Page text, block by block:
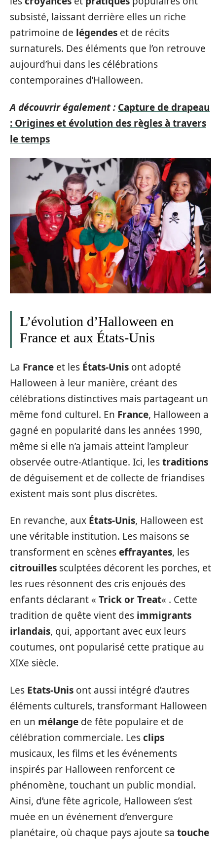
subsisté, laissant derrière elles un riche
patrimoine de légendes et de récits
surnaturels. Des éléments que l’on retrouve
aujourd’hui dans les célébrations
contemporaines d’Halloween.
A découvrir également : Capture de drapeau
: Origines et évolution des règles à travers
le temps
L’évolution d’Halloween en
France et aux États-Unis
La France et les États-Unis ont adopté
Halloween à leur manière, créant des
célébrations distinctives mais partageant un
même fond culturel. En France, Halloween a
gagné en popularité dans les années 1990,
même si elle n’a jamais atteint l’ampleur
observée outre-Atlantique. Ici, lestraditions
de déguisement et de collecte de friandises
existent mais sont plus discrètes.
En revanche, aux États-Unis, Halloween est
une véritable institution. Les maisons se
transforment en scèneseffrayantes, les
citrouilles sculptées décorent les porches, et
les rues résonnent des cris enjoués des
enfants déclarant « Trick or Treat« . Cette
tradition de quête vient des immigrants
irlandais, qui, apportant avec eux leurs
coutumes, ont popularisé cette pratique au
XIXe siècle.
Les Etats-Unis ont aussi intégré d’autres
éléments culturels, transformant Halloween
en un mélange de fête populaire et de
célébration commerciale. Lesclips
musicaux, les films et les événements
inspirés par Halloween renforcent ce
phénomène, touchant un public mondial.
Ainsi, d’une fête agricole, Halloween s’est
muée en un événement d’envergure
planétaire, où chaque pays ajoute sa touche